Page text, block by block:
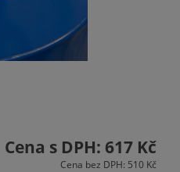
Cena s DPH: 617 Kč
Cena bez DPH: 510 Kč